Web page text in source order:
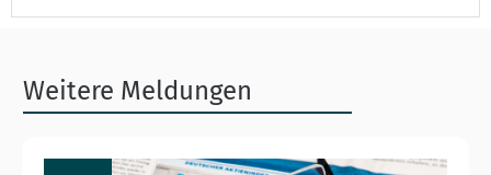
Weitere Meldungen